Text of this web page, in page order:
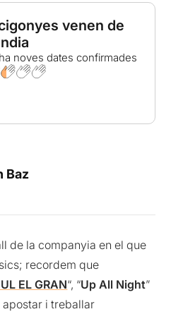
venen de
noves dates confirmades
Baz
de la companyia en el que
recordem que
EL GRAN“, “Up All Night”
apostar i treballar